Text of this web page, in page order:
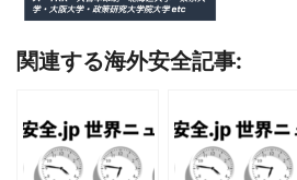
関連する海外安全記事: